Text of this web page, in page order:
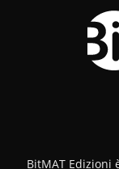
BitMAT Edizioni